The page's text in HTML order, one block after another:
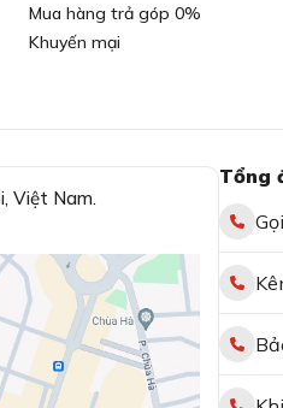
Mua hàng trả góp 0%
Khuyến mại
Việt Nam.
Tổng